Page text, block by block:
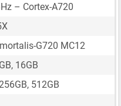
– Cortex-A720
G720 MC12
16GB
512GB